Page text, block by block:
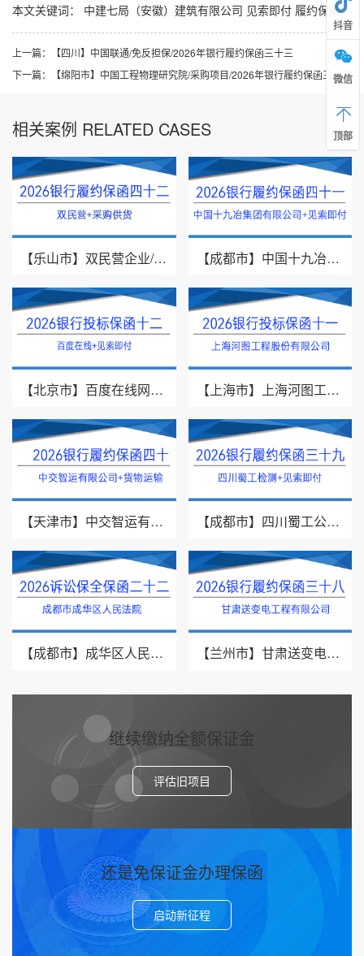
本文关键词： 中建七局（安徽）建筑有限公司 见索即付 履约保函
上一篇：
【四川】中国联通/免反担保/2026年银行履约保函三十三
下一篇：
【绵阳市】中国工程物理研究院/采购项目/2026年银行履约保函三十五
相关案例 RELATED CASES
【乐山市】双民营企业/采购供货/2026年银行履约保函四十二 【成都市】中国十九冶集团有限公司/见索即付/2026年银行履约保函四十一
【北京市】百度在线网络技术（北京）有限公司/投标保函/2026银行投标保函十二 【上海市】上海河图工程股份有限公司/投标保函/2026银行投标保函十一
【天津市】中交智运有限公司/货物运输/2026年银行履约保函四十 【成都市】四川蜀工公路工程试验检测有限公司/2026年银行履约保函三十九
【成都市】成华区人民法院/借款纠纷/2026诉讼保全保函二十二 【兰州市】甘肃送变电工程有限公司/采购项目/2026年银行履约保函三十八
继续缴纳全额保证金
评估旧项目
还是免保证金办理保函
启动新征程
抖音
微信
顶部